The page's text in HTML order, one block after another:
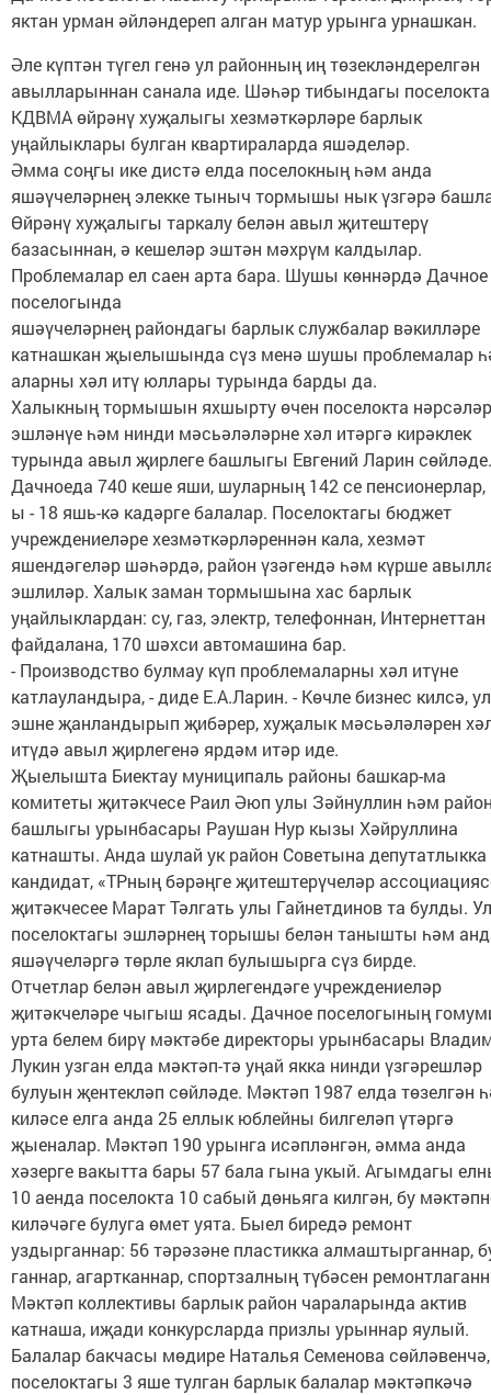
яктан урман әйләндереп алган матур урынга урнашкан.
Әле күптән түгел генә ул районның иң төзекләндерелгән
авылларыннан санала иде. Шәһәр тибындагы поселокта
КДВМА өйрәнү хуҗалыгы хезмәткәрләре барлык
уңайлыклары булган квартираларда яшәделәр.
Әмма соңгы ике дистә елда поселокның һәм анда
яшәүчеләрнең элекке тыныч тормышы нык үзгәрә
Өйрәнү хуҗалыгы таркалу белән авыл җитештерү
базасыннан, ә кешеләр эштән мәхрүм калдылар.
Проблемалар ел саен арта бара. Шушы көннәрдә Дачное
поселогында
яшәүчеләрнең райондагы барлык службалар вәкилләре
катнашкан җыелышында сүз менә шушы проблемалар
аларны хәл итү юллары турында барды да.
Халыкның тормышын яхшырту өчен поселокта нәрсәләр
эшләнүе һәм нинди мәсьәләләрне хәл итәргә кирәклек
турында авыл җирлеге башлыгы Евгений Ларин сөйләде.
Дачноеда 740 кеше яши, шуларның 142 се пенсионерлар,
ы - 18 яшь-кә кадәрге балалар. Поселоктагы бюджет
учреждениеләре хезмәткәрләреннән кала, хезмәт
яшендәгеләр шәһәрдә, район үзәгендә һәм күрше
эшлиләр. Халык заман тормышына хас барлык
уңайлыклардан: су, газ, электр, телефоннан, Интернеттан
файдалана, 170 шәхси автомашина бар.
- Производство булмау күп проблемаларны хәл итүне
катлауландыра, - диде Е.А.Ларин. - Көчле бизнес килсә, ул
эшне җанландырып җибәрер, хуҗалык мәсьәләләрен
итүдә авыл җирлегенә ярдәм итәр иде.
Җыелышта Биектау муниципаль районы башкар-ма
комитеты җитәкчесе Раил Әюп улы Зәйнуллин һәм
башлыгы урынбасары Раушан Нур кызы Хәйруллина
катнашты. Анда шулай ук район Советына депутатлыкка
кандидат, «ТРның бәрәңге җитештерүчеләр
җитәкчесее Марат Тәлгать улы Гайнетдинов та булды. Ул
поселоктагы эшләрнең торышы белән танышты һәм
яшәүчеләргә төрле яклап булышырга сүз бирде.
Отчетлар белән авыл җирлегендәге учреждениеләр
җитәкчеләре чыгыш ясады. Дачное поселогының
урта белем бирү мәктәбе директоры урынбасары
Лукин узган елда мәктәп-тә уңай якка нинди үзгәрешләр
булуын җентекләп сөйләде. Мәктәп 1987 елда төзелгән
киләсе елга анда 25 еллык юблейны билгеләп үтәргә
җыеналар. Мәктәп 190 урынга исәпләнгән, әмма анда
хәзерге вакытта бары 57 бала гына укый. Агымдагы
10 аенда поселокта 10 сабый дөньяга килгән, бу
киләчәге булуга өмет уята. Быел биредә ремонт
уздырганнар: 56 тәрәзәне пластикка алмаштырганнар,
ганнар, агартканнар, спортзалның түбәсен
Мәктәп коллективы барлык район чараларында актив
катнаша, иҗади конкурсларда призлы урыннар яулый.
Балалар бакчасы мөдире Наталья Семенова сөйләвенчә,
поселоктагы 3 яше тулган барлык балалар мәктәпкәчә